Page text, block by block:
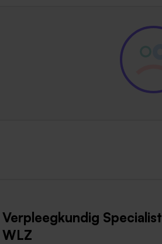
Verpleegkundig Specialist
WLZ